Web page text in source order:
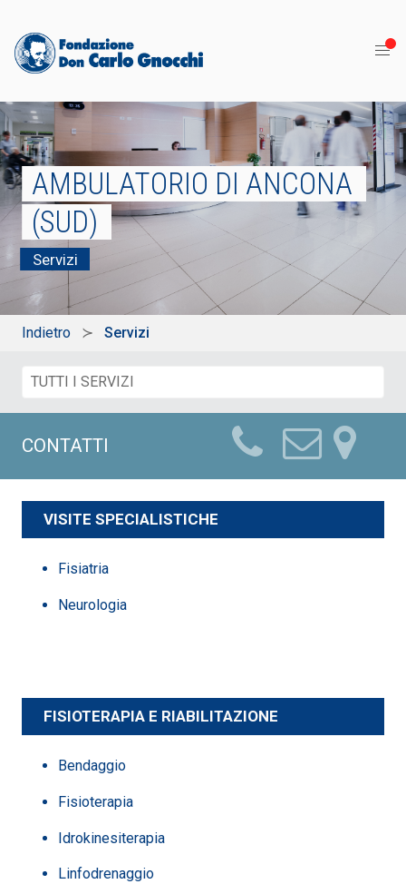
AMBULATORIO DI ANCONA
(SUD)
Servizi
Indietro Servizi
CONTATTI
VISITE SPECIALISTICHE
Fisiatria
Neurologia
FISIOTERAPIA E RIABILITAZIONE
Bendaggio
Fisioterapia
Idrokinesiterapia
Linfodrenaggio